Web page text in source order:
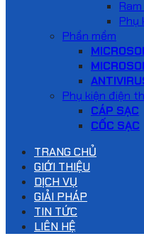
Phụ
Phần mềm
Phụ kiện điện
CÁP SẠC
CỐC SẠC
TRANG CHỦ
GIỚI THIỆU
DỊCH VỤ
GIẢI PHÁP
TIN TỨC
LIÊN HỆ